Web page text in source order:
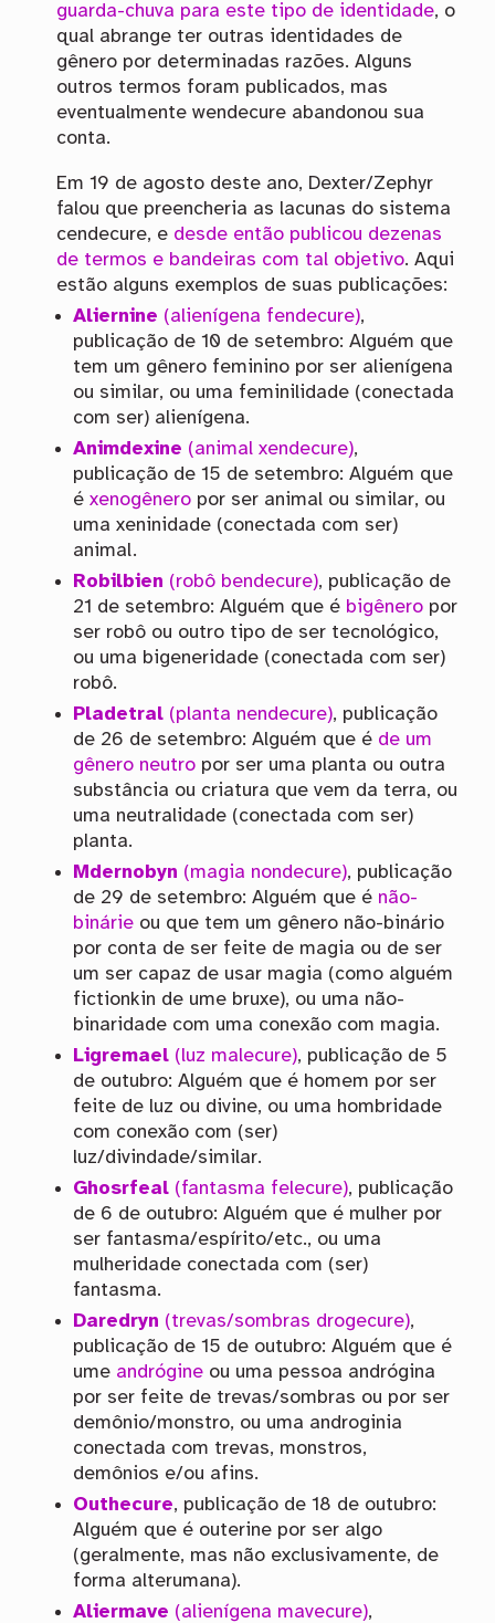
guarda-chuva para este tipo de identidade, o
qual abrange ter outras identidades de
gênero por determinadas razões. Alguns
outros termos foram publicados, mas
eventualmente wendecure abandonou sua
conta.
Em 19 de agosto deste ano, Dexter/Zephyr
falou que preencheria as lacunas do sistema
cendecure, e desde então publicou dezenas
de termos e bandeiras com tal objetivo. Aqui
estão alguns exemplos de suas publicações:
Aliernine (alienígena fendecure),
publicação de 10 de setembro: Alguém que
tem um gênero feminino por ser alienígena
ou similar, ou uma feminilidade (conectada
com ser) alienígena.
Animdexine (animal xendecure),
publicação de 15 de setembro: Alguém que
é xenogêneropor ser animal ou similar, ou
uma xeninidade (conectada com ser)
animal.
Robilbien (robô bendecure), publicação de
21 de setembro: Alguém que é bigêneropor
ser robô ou outro tipo de ser tecnológico,
ou uma bigeneridade (conectada com ser)
robô.
Pladetral(planta nendecure), publicação
de 26 de setembro: Alguém que é de um
gênero neutropor ser uma planta ou outra
substância ou criatura que vem da terra, ou
uma neutralidade (conectada com ser)
planta.
Mdernobyn (magia nondecure), publicação
de 29 de setembro: Alguém que é não-
binárieou que tem um gênero não-binário
por conta de ser feite de magia ou de ser
um ser capaz de usar magia (como alguém
fictionkin de ume bruxe), ou uma não-
binaridade com uma conexão com magia.
Ligremael(luz malecure), publicação de 5
de outubro: Alguém que é homem por ser
feite de luz ou divine, ou uma hombridade
com conexão com (ser)
luz/divindade/similar.
Ghosrfeal(fantasma felecure), publicação
de 6 de outubro: Alguém que é mulher por
ser fantasma/espírito/etc., ou uma
mulheridade conectada com (ser)
fantasma.
Daredryn (trevas/sombras drogecure),
publicação de 15 de outubro: Alguém que é
ume andrógineou uma pessoa andrógina
por ser feite de trevas/sombras ou por ser
demônio/monstro, ou uma androginia
conectada com trevas, monstros,
demônios e/ou afins.
Outhecure, publicação de 18 de outubro:
Alguém que é outerine por ser algo
(geralmente, mas não exclusivamente, de
forma alterumana).
Aliermave (alienígena mavecure),